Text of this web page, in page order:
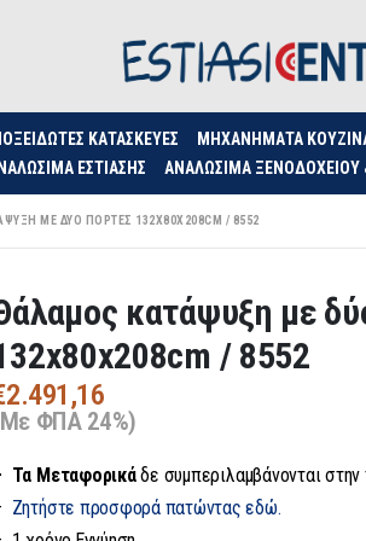
ΚΑΤΑΣΚΕΥΈΣ ΜΗΧΑΝΉΜΑΤΑ
ΕΣΤΊΑΣΗΣ
ΑΝΑΛΏΣΙΜΑ ΞΕΝΟΔΟΧΕΊΟΥ
ΜΕ ΔΎΟ ΠΌΡΤΕΣ 132X80X208CM / 8552
κατάψυξη με
/ 8552
2.491,16
ΦΠΑ 24%)
Τα Μεταφορικάδε συμπεριλαμβάνονται στην
Ζητήστε προσφορά πατώντας εδώ.